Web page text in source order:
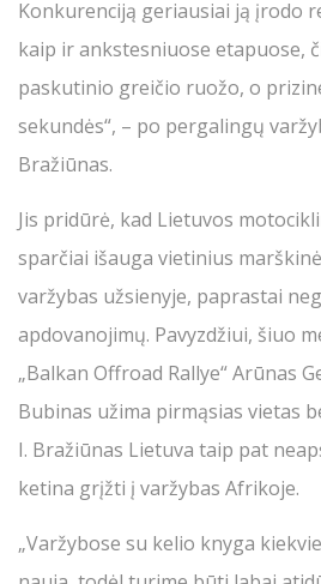
Konkurenciją geriausiai ją įrodo
kaip ir ankstesniuose etapuose,
paskutinio greičio ruožo, o
sekundės“, – po pergalingų
Bražiūnas.
Jis pridūrė, kad Lietuvos
sparčiai išauga vietinius
varžybas užsienyje, paprastai
apdovanojimų. Pavyzdžiui, šiuo
„Balkan Offroad Rallye“ Arūnas
Bubinas užima pirmąsias vietas
I. Bražiūnas Lietuva taip pat
ketina grįžti į varžybas Afrikoje.
„Varžybose su kelio knyga